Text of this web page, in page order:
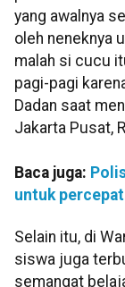
yang awalnya
oleh neneknya
malah si cucu
pagi-pagi
Dadan saat
Jakarta Pusat,
Baca juga:
untuk percepat
Selain itu, di
siswa juga
semangat